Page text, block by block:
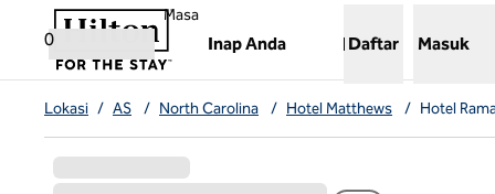
Lompati ke Konten
0
Masa
Inap Anda
,Membuka tab baru
Daftar Masuk
Lokasi / AS / North Carolina / Hotel Matthews / Hotel